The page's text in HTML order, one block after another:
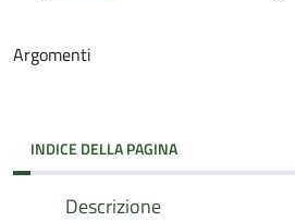
Argomenti
INDICE DELLA PAGINA
Descrizione